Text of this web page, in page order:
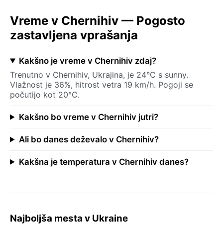
Vreme v Chernihiv — Pogosto
zastavljena vprašanja
Kakšno je vreme v Chernihiv zdaj?
Trenutno v Chernihiv, Ukrajina, je 24°C s sunny.
Vlažnost je 36%, hitrost vetra 19 km/h. Pogoji se
počutijo kot 20°C.
Kakšno bo vreme v Chernihiv jutri?
Ali bo danes deževalo v Chernihiv?
Kakšna je temperatura v Chernihiv danes?
Najboljša mesta v Ukraine